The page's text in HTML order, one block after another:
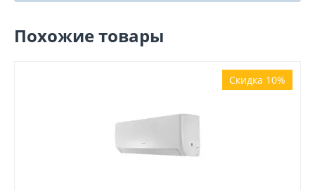
Похожие товары
Скидка 10%